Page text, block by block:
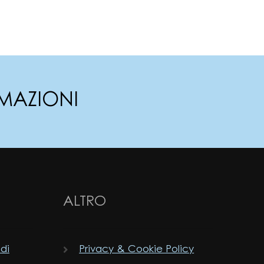
ALTRO
Privacy & Cookie Policy